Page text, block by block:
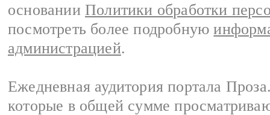
основании Политики обработки
посмотреть более подробную
администрацией.
Ежедневная аудитория портала
которые в общей сумме